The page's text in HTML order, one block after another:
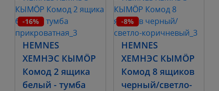
-16%
HEMNES
ХЕМНЭС КЫМÖР
Комод 2 ящика
белый - тумба
-8%
HEMNES
ХЕМНЭС КЫМÖР
Комод 8 ящиков
черный/светло-